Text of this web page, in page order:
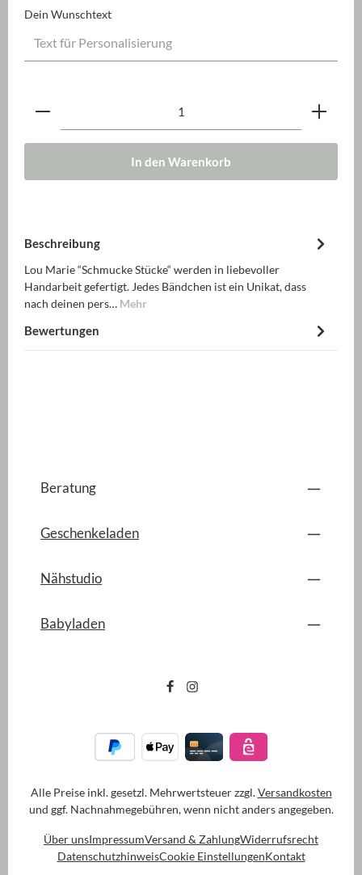
Dein Wunschtext
Produkt Anzahl: Gib den gewünschten Wert ein
In den Warenkorb
Beschreibung
Lou Marie “Schmucke Stücke“ werden in liebevoller
Handarbeit gefertigt. Jedes Bändchen ist ein Unikat, dass
nach deinen pers… Mehr
Bewertungen
Beratung
Geschenkeladen
Nähstudio
Babyladen
Alle Preise inkl. gesetzl. Mehrwertsteuer zzgl.Versandkosten
und ggf. Nachnahmegebühren, wenn nicht anders angegeben.
Über unsImpressumVersand & ZahlungWiderrufsrecht
DatenschutzhinweisCookie EinstellungenKontakt